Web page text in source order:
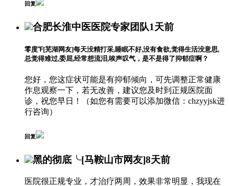
回复
合肥长淮中医医院专家团队1天前
零度℉[芜湖网友]每天没精打采,睡眠不好,没有食欲,觉得生活没意思,
总觉得难过,委屈,经常想流泪,唉声叹气，是不是得了抑郁症啊？
您好，您这症状可能是有抑郁倾向，可先调整正常健康
作息观察一下，若无改善，建议您及时到正规医院面
诊，祝您早日！（如您有需要可以添加微信：chzyyjsk进
行咨询）
回复
黑的彻底╰[马鞍山市网友]8天前
医院很正规专业，才治疗两周，效果非常明显，我现在